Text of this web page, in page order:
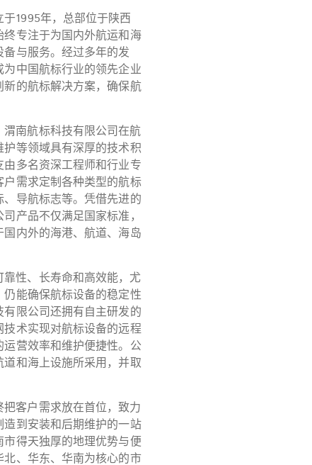
1995年，总部位于陕西
专注于为国内外航运和海
与服务。经过多年的发
中国航标行业的领先企业
的航标解决方案，确保航
南航标科技有限公司在航
等领域具有深厚的技术积
多名资深工程师和行业专
需求定制各种类型的航标
导航标志等。凭借先进的
产品不仅满足国家标准，
内外的海港、航道、海岛
性、长寿命和高效能，尤
能确保航标设备的稳定性
限公司还拥有自主研发的
术实现对航标设备的远程
营效率和维护便捷性。公
和海上设施所采用，并取
客户需求放在首位，致力
到安装和后期维护的一站
得天独厚的地理优势与便
、华东、华南为核心的市